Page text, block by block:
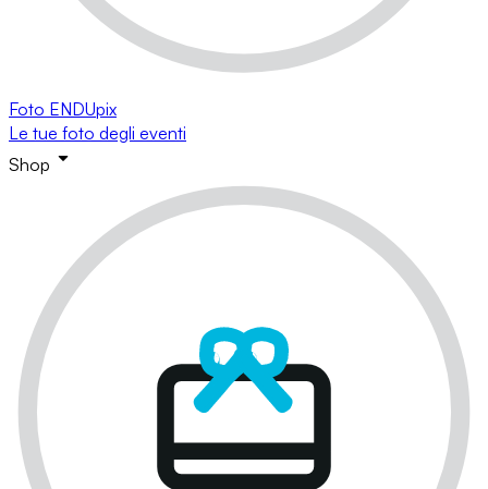
Foto ENDUpix
Le tue foto degli eventi
Shop